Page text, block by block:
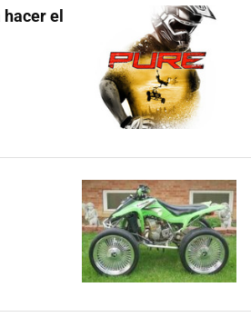
el